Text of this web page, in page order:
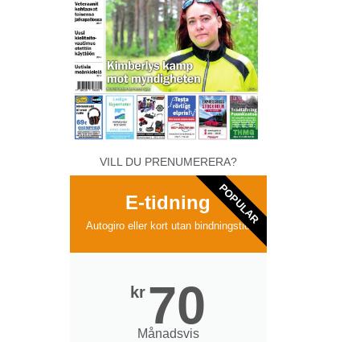
VILL DU PRENUMERERA?
E-tidning
Autogiro eller kort utan bindningstid
kr 70
Månadsvis
POPULAR